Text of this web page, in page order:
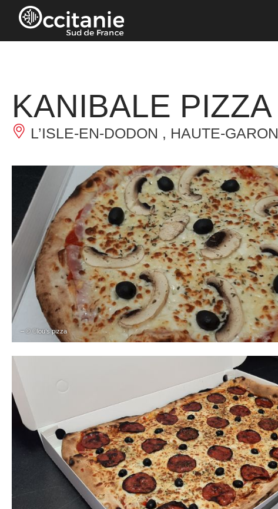
Panneau de gestion des cookies
KANIBALE PIZZA
L’ISLE-EN-DODON , HAUTE-
– © ©lou’s pizza